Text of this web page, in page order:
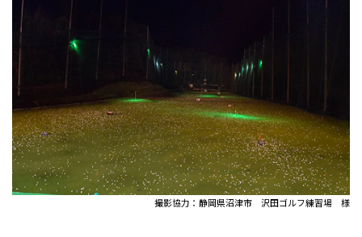
撮影協力：静岡県沼津市 沢田ゴルフ練習場 様